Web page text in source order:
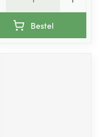
Bestel